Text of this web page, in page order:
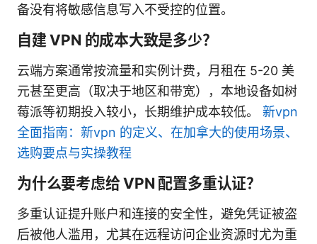
备没有将敏感信息写入不受控的位置。
自建 VPN 的成本大致是多少？
云端方案通常按流量和实例计费，月租在 5-20 美
元甚至更高（取决于地区和带宽），本地设备如树
莓派等初期投入较小，长期维护成本较低。 新vpn
全面指南：新vpn 的定义、在加拿大的使用场景、
选购要点与实操教程
为什么要考虑给 VPN 配置多重认证？
多重认证提升账户和连接的安全性，避免凭证被盗
后被他人滥用，尤其在远程访问企业资源时尤为重